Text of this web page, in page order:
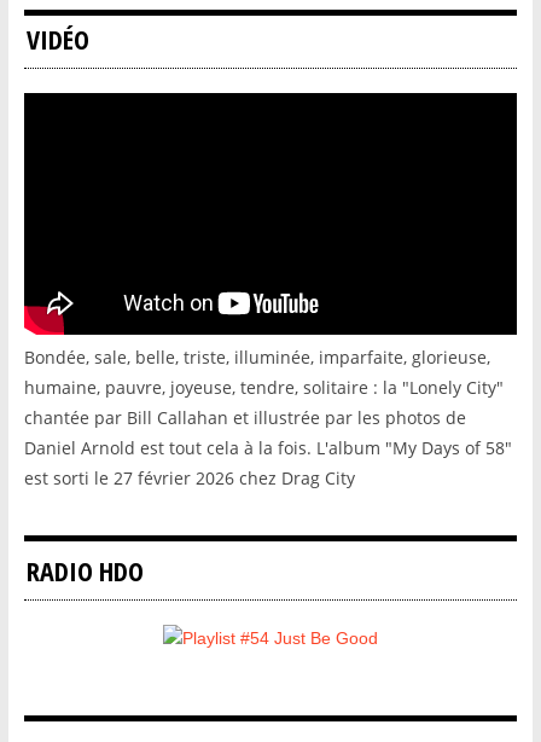
VIDÉO
Bondée, sale, belle, triste, illuminée, imparfaite, glorieuse,
humaine, pauvre, joyeuse, tendre, solitaire : la "Lonely City"
chantée par Bill Callahan et illustrée par les photos de
Daniel Arnold est tout cela à la fois. L'album "My Days of 58"
est sorti le 27 février 2026 chez Drag City
RADIO HDO